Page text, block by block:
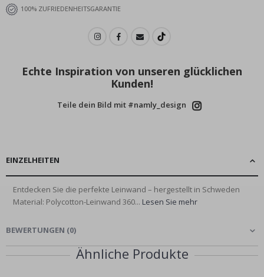
100% ZUFRIEDENHEITSGARANTIE
Echte Inspiration von unseren glücklichen
Kunden!
Teile dein Bild mit #namly_design
EINZELHEITEN
Entdecken Sie die perfekte Leinwand – hergestellt in Schweden
Material: Polycotton-Leinwand 360... Lesen Sie mehr
BEWERTUNGEN (0)
Ähnliche Produkte